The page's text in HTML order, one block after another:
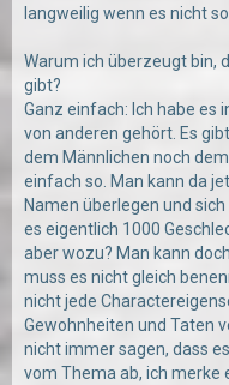
Lasst uns diskutieren!^^
LG Alex
Und zur Vollständigkeit
langweilig wenn es nicht
Warum ich überzeugt bin,
gibt?
Ganz einfach: Ich habe es
von anderen gehört. Es
dem Männlichen noch
einfach so. Man kann da
Namen überlegen und
es eigentlich 1000
aber wozu? Man kann
muss es nicht gleich
nicht jede
Gewohnheiten und Taten
nicht immer sagen, dass
vom Thema ab, ich merke